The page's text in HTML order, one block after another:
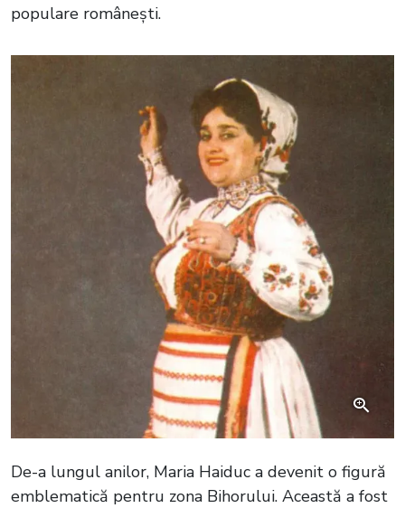
populare românești.
De-a lungul anilor, Maria Haiduc a devenit o figură
emblematică pentru zona Bihorului. Această a fost